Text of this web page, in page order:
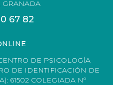
GRANADA
67 82
DE PSICOLOGÍA
DE IDENTIFICACIÓN DE
61502 COLEGIADA Nº